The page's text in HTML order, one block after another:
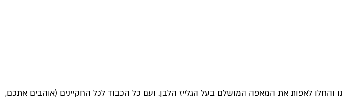
לאפות את המאפה המושלם בעל הגלייז הלבן. ועם כל הכבוד לכל החקיינים (אוהבים אתכם,